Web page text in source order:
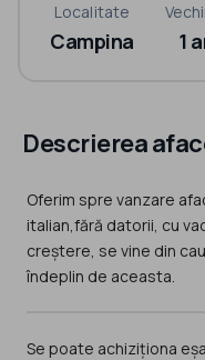
Localitate
Campina 1
Descrierea
Oferim spre vanzare
italian,fără datorii, cu
creștere, se vine din
îndeplin de aceasta.
Se poate achiziționa